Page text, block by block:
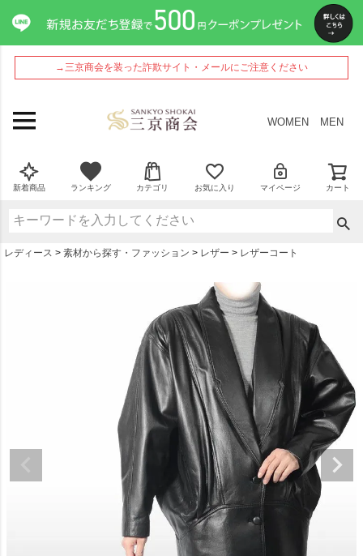
→三京商会を装った詐欺サイト・メールにご注意ください
WOMEN MEN
新着商品 ランキング カテゴリ お気に入り マイページ カート
レディース 素材から探す・ファッション レザー レザーコート
ペー
ジト
ップ
へ